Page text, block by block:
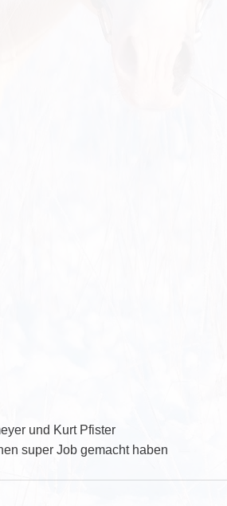
und Kurt Pfister
super Job gemacht haben